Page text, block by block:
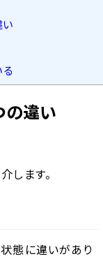
の違い
します。
態に違いがあり